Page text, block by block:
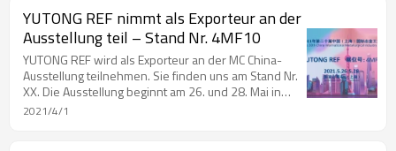
YUTONG REF nimmt als Exporteur an der
Ausstellung teil – Stand Nr. 4MF10
YUTONG REF wird als Exporteur an der MC China-
Ausstellung teilnehmen. Sie finden uns am Stand Nr.
XX. Die Ausstellung beginnt am 26. und 28. Mai in
Shanghai zukünftige Zusammenarbeit.
2021/4/1